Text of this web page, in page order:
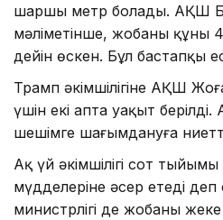
шаршы метр болады. АҚШ
мәліметінше, жобаның құны
дейін өскен. Бұл бастапқы
Трамп әкімшілігіне АҚШ
үшін екі апта уақыт
шешімге шағымдануға
Ақ үй әкімшілігі сот тыйымы
мүдделеріне әсер етеді
министрлігі де жобаны жеке